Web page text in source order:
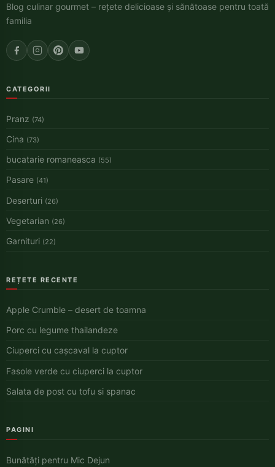
Blog culinar gourmet – rețete delicioase și sănătoase pentru toată
familia
CATEGORII
Pranz (74)
Cina (73)
bucatarie romaneasca (55)
Pasare (41)
Deserturi (26)
Vegetarian (26)
Garnituri (22)
REȚETE RECENTE
Apple Crumble – desert de toamna
Porc cu legume thailandeze
Ciuperci cu cașcaval la cuptor
Fasole verde cu ciuperci la cuptor
Salata de post cu tofu si spanac
PAGINI
Bunătăți pentru Mic Dejun